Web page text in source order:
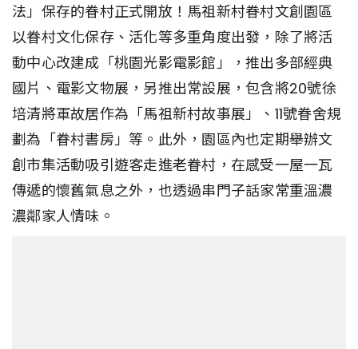
法」保存的眷村正式開放！馬祖新村眷村文創園區
以眷村文化保存、活化等多重角度出發，除了將活
動中心改建成「桃園光影電影館」，推出多部經典
國片、電影文物展，另推出常設展，包含將20號徐
培清將軍故居作為「馬祖新村故事展」、11號眷舍規
劃為「眷村書房」等。此外，園區內也定期舉辦文
創市集活動吸引遊客走進老眷村，在感受一屋一瓦
傳遞的懷舊氣息之外，也透過串門子話家常重溫濃
濃鄰家人情味。